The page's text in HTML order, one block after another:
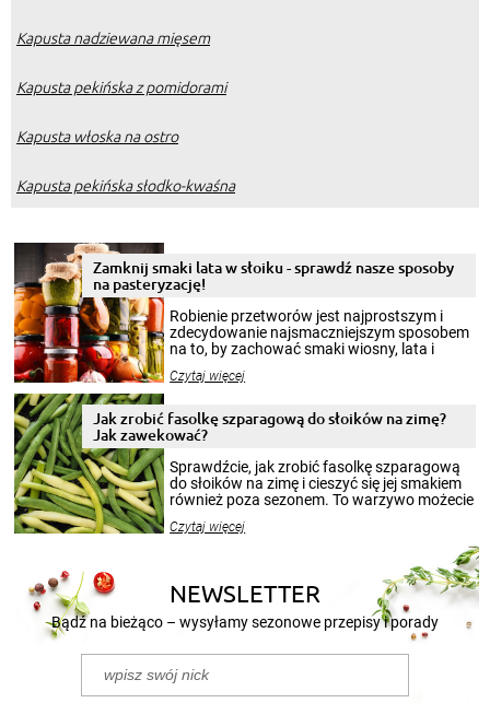
Kapusta nadziewana mięsem
Kapusta pekińska z pomidorami
Kapusta włoska na ostro
Kapusta pekińska słodko-kwaśna
Zamknij smaki lata w słoiku - sprawdź nasze sposoby
na pasteryzację!
Robienie przetworów jest najprostszym i
zdecydowanie najsmaczniejszym sposobem
na to, by zachować smaki wiosny, lata i
krajobrazów, by cieszyć nimi oko w sezonie
pełni poczuć atmosferę cieplejszych
miesięcy. Przygotowanie słoików ze
patenty, które pozwolą zachować świeżość
przetworów.
Czytaj więcej
Jak zrobić fasolkę szparagową do słoików na zimę?
Jak zawekować?
Sprawdźcie, jak zrobić fasolkę szparagową
do słoików na zimę i cieszyć się jej smakiem
również poza sezonem. To warzywo możecie
nasze propozycje!
Czytaj więcej
NEWSLETTER
Bądź na bieżąco – wysyłamy sezonowe przepisy i porady